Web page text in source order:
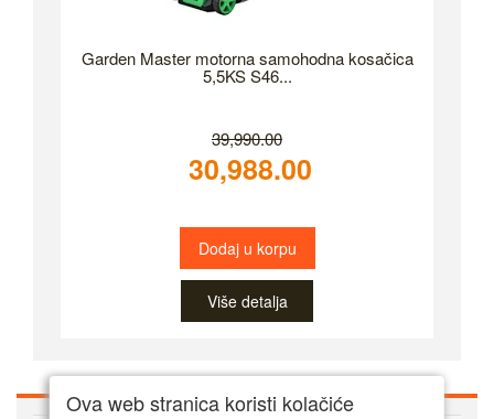
Garden Master motorna samohodna kosačica
5,5KS S46...
39,990.00
30,988.00
Dodaj u korpu
Više detalja
Ova web stranica koristi kolačiće